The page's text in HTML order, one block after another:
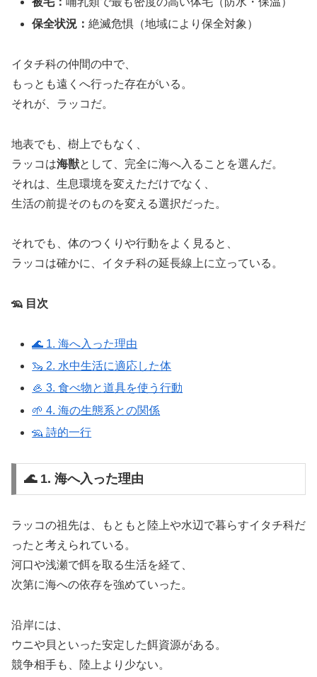
保全状況：絶滅危惧（地域により保全対象）
イタチ科の仲間の中で、
もっとも遠くへ行った存在がいる。
それが、ラッコだ。
地表でも、樹上でもなく、
ラッコは海獣として、完全に海へ入ることを選んだ。
それは、生息環境を変えただけでなく、
生活の前提そのものを変える選択だった。
それでも、体のつくりや行動をよく見ると、
ラッコは確かに、イタチ科の延長線上に立っている。
🦡 目次
🌊 1. 海へ入った理由
🦦 2. 水中生活に適応した体
🦪 3. 食べ物と道具を使う行動
🌱 4. 海の生態系との関係
🦡 詩的一行
🌊 1. 海へ入った理由
ラッコの祖先は、もともと陸上や水辺で暮らすイタチ科だ
ったと考えられている。
河口や浅瀬で餌を取る生活を経て、
次第に海への依存を強めていった。
沿岸には、
ウニや貝といった安定した餌資源がある。
競争相手も、陸上より少ない。